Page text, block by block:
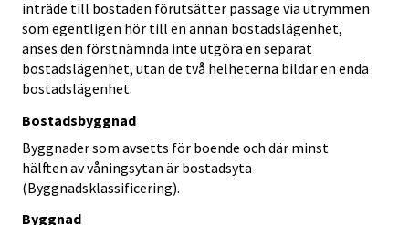
inträde till bostaden förutsätter passage via utrymmen
som egentligen hör till en annan bostadslägenhet,
anses den förstnämnda inte utgöra en separat
bostadslägenhet, utan de två helheterna bildar en enda
bostadslägenhet.
Bostadsbyggnad
Byggnader som avsetts för boende och där minst
hälften av våningsytan är bostadsyta
(Byggnadsklassificering).
Byggnad